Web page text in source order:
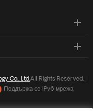
Co., Ltd.All Rights Reserved. |
Поддържа се IPv6 мрежа